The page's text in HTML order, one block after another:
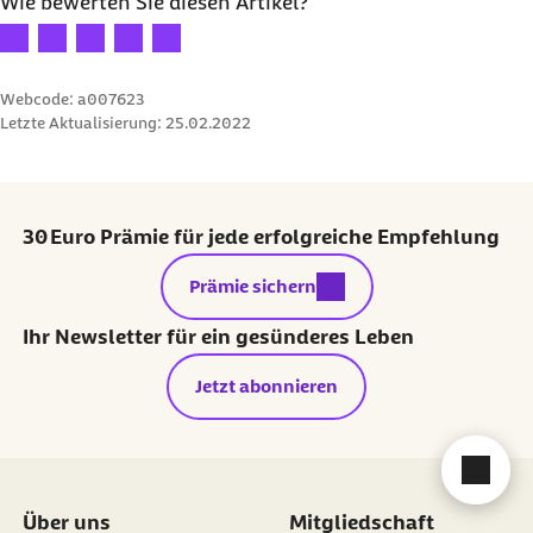
Ihre Bewertung: 1 Stern
Ihre Bewertung: 2 Sterne
Ihre Bewertung: 3 Sterne
Ihre Bewertung: 4 Sterne
Ihre Bewertung: 5 Sterne
Webcode: a007623
Letzte Aktualisierung: 25.02.2022
30 Euro Prämie für jede erfolgreiche Empfehlung
externer Link:
Prämie sichern
Ihr Newsletter für ein gesünderes Leben
Jetzt abonnieren
Über uns Mitgliedschaft